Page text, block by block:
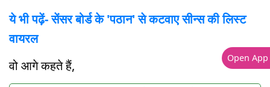
ये भी पढ़ें- सेंसर बोर्ड के 'पठान' से कटवाए सीन्स की लिस्ट
वायरल
वो आगे कहते हैं,
Open App